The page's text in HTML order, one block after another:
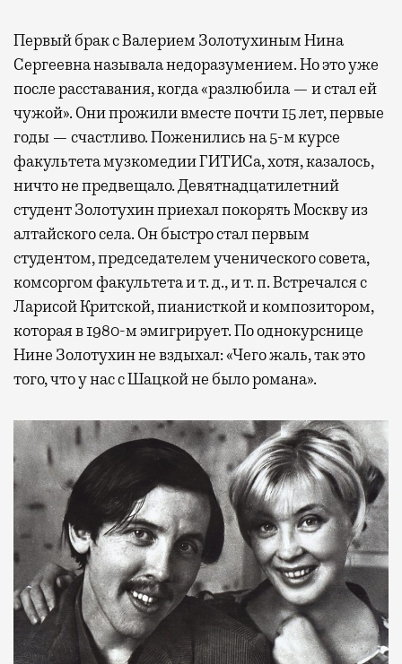
Первый брак с Валерием Золотухиным Нина
Сергеевна называла недоразумением. Но это уже
после расставания, когда «разлюбила — и стал ей
чужой». Они прожили вместе почти 15 лет, первые
годы — счастливо. Поженились на 5-м курсе
факультета музкомедии ГИТИСа, хотя, казалось,
ничто не предвещало. Девятнадцатилетний
студент Золотухин приехал покорять Москву из
алтайского села. Он быстро стал первым
студентом, председателем ученического совета,
комсоргом факультета и т. д., и т. п. Встречался с
Ларисой Критской, пианисткой и композитором,
которая в 1980-м эмигрирует. По однокурснице
Нине Золотухин не вздыхал: «Чего жаль, так это
того, что у нас с Шацкой не было романа».